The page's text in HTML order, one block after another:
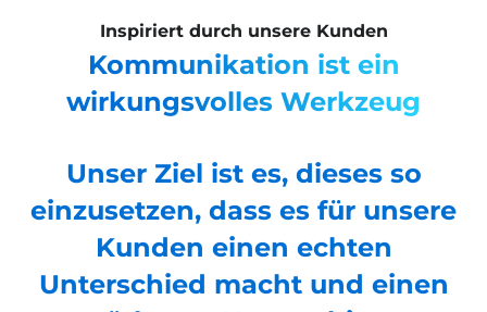
Inspiriert durch unsere Kunden
Kommunikation ist ein
wirkungsvolles Werkzeug
Unser Ziel ist es, dieses so
einzusetzen, dass es für unsere
Kunden einen echten
Unterschied macht und einen